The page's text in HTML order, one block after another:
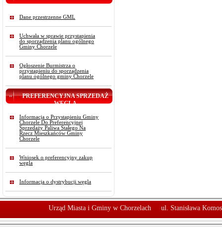
Dane przestrzenne GML
Uchwała w sprawie przystąpienia
do sporządzenia planu ogólnego
Gminy Chorzele
Ogłoszenie Burmistrza o
przystąpieniu do sporządzenia
planu ogólnego gminy Chorzele
PREFERENCYJNA SPRZEDAŻ
WĘGLA
Informacja o Przystąpieniu Gminy
Chorzele Do Preferencyjnej
Sprzedaży Paliwa Stałego Na
Rzecz Mieszkańców Gminy
Chorzele
Wniosek o preferencyjny zakup
węgla
Informacja o dystrybucji węgla
Urząd Miasta i Gminy w Chorzelach ul. Stanisława